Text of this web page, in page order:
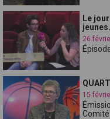
Le
26
15
Comité